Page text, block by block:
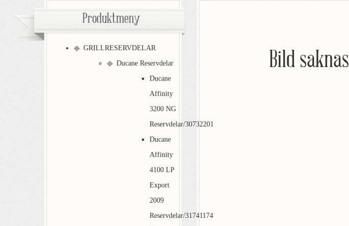
Bild saknas
Produktmeny
GRILLRESERVDELAR
Ducane Reservdelar
Ducane
Affinity
3200 NG
Reservdelar/30732201
Ducane
Affinity
4100 LP
Export
2009
Reservdelar/31741174